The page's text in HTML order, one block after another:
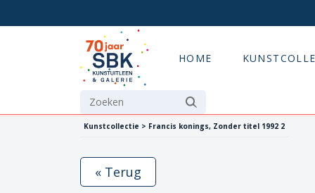
HOME
Kunstcollectie > Francis konings, Zonder titel 1992 2
« Terug